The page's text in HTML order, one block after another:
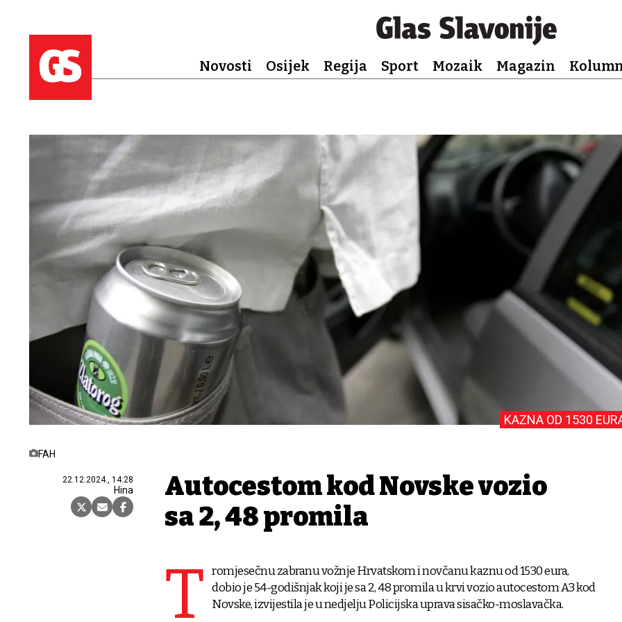
Novosti Osijek Regija Sport Mozaik Magazin
FAH
22.12.2024., 14:28
Hina
KAZNA OD 1530
Autocestom kod Novske vozio
sa 2, 48 promila
T romjesečnu zabranu vožnje Hrvatskom i novčanu kaznu od 1530 eura,
dobio je 54-godišnjak koji je sa 2, 48 promila u krvi vozio autocestom A3 kod
Novske, izvijestila je u nedjelju Policijska uprava sisačko-moslavačka.